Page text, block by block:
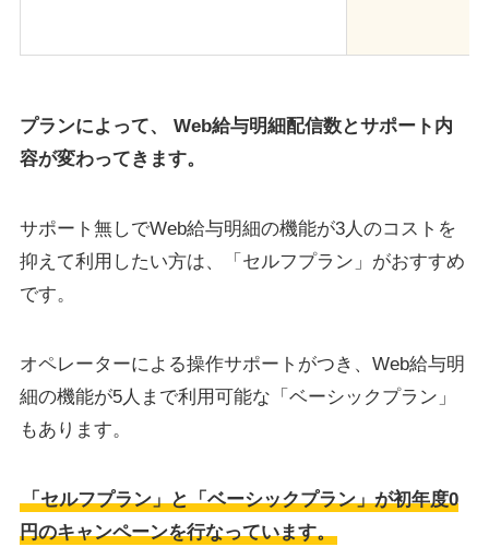
プランによって、 Web給与明細配信数とサポート内
容が変わってきます。
サポート無しでWeb給与明細の機能が3人のコストを
抑えて利用したい方は、「セルフプラン」がおすすめ
です。
オペレーターによる操作サポートがつき、Web給与明
細の機能が5人まで利用可能な「ベーシックプラン」
もあります。
「セルフプラン」と「ベーシックプラン」が初年度0
円のキャンペーンを行なっています。